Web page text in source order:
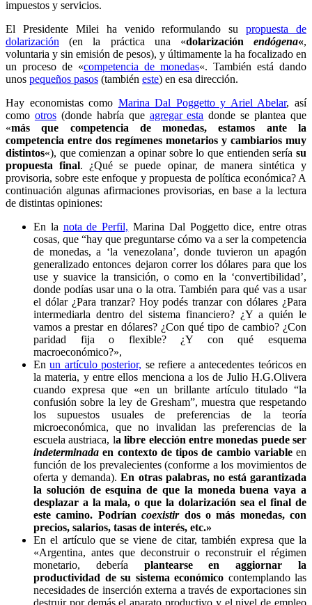
impuestos y servicios.
El Presidente Milei ha venido reformulando supropuesta de
dolarización (en la práctica una «dolarizaciónendógena«,
voluntaria y sin emisión de pesos), y últimamente la ha focalizado en
un proceso de «competencia de monedas«. También está dando
unos pequeños pasos (también este) en esa dirección.
Hay economistas como Marina Dal Poggetto y Ariel Abelar, así
como otros(donde habría que agregar esta donde se plantea que
«más que competencia de monedas, estamos ante la
competencia entre dos regímenes monetarios y cambiarios muy
distintos«), que comienzan a opinar sobre lo que entienden sería su
propuesta final. ¿Qué se puede opinar, de manera sintética y
provisoria, sobre este enfoque y propuesta de política económica? A
continuación algunas afirmaciones provisorias, en base a la lectura
de distintas opiniones:
En la nota de Perfil, Marina Dal Poggetto dice, entre otras
cosas, que “hay que preguntarse cómo va a ser la competencia
de monedas, a ‘la venezolana’, donde tuvieron un apagón
generalizado entonces dejaron correr los dólares para que los
use y suavice la transición, o como en la ‘convertibilidad’,
donde podías usar una o la otra. También para qué vas a usar
el dólar ¿Para tranzar? Hoy podés tranzar con dólares ¿Para
intermediarla dentro del sistema financiero? ¿Y a quién le
vamos a prestar en dólares? ¿Con qué tipo de cambio? ¿Con
paridad fija o flexible? ¿Y con qué esquema
macroeconómico?»,
Enun artículo posterior, se refiere a antecedentes teóricos en
la materia, y entre ellos menciona a los de Julio H.G.Olivera
cuando expresa que «en un brillante artículo titulado “la
confusión sobre la ley de Gresham”, muestra que respetando
los supuestos usuales de preferencias de la teoría
microeconómica, que no invalidan las preferencias de la
escuela austriaca, la libre elección entre monedas puede ser
indeterminada en contexto de tipos de cambio variableen
función de los prevalecientes (conforme a los movimientos de
oferta y demanda).En otras palabras, no está garantizada
la solución de esquina de que la moneda buena vaya a
desplazar a la mala, o que la dolarización sea el final de
este camino. Podríancoexistirdos o más monedas, con
precios, salarios, tasas de interés, etc.»
En el artículo que se viene de citar, también expresa que la
«Argentina, antes que deconstruir o reconstruir el régimen
monetario, debería plantearse en aggiornar la
productividad de su sistema económico contemplando las
necesidades de inserción externa a través de exportaciones sin
destruir por demás el aparato productivo y el nivel de empleo